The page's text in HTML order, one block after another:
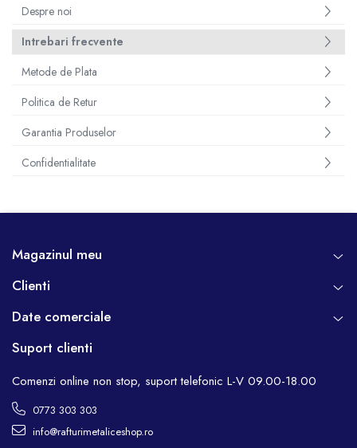
Despre noi
Intrebari frecvente
Metode de Plata
Politica de Retur
Garantia Produselor
Confidentialitate
Magazinul meu
Clienti
Date comerciale
Suport clienti
Comenzi online non stop, suport telefonic L-V 09.00-18.00
0773 303 303
info@rafturimetaliceshop.ro